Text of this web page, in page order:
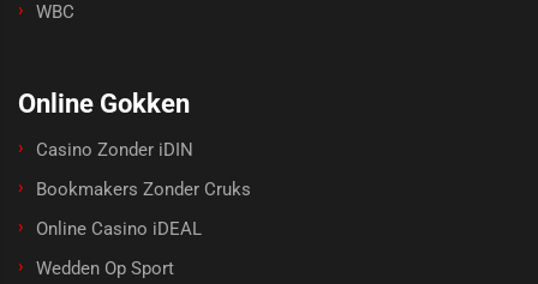
WBC
Online Gokken
Casino Zonder iDIN
Bookmakers Zonder Cruks
Online Casino iDEAL
Wedden Op Sport